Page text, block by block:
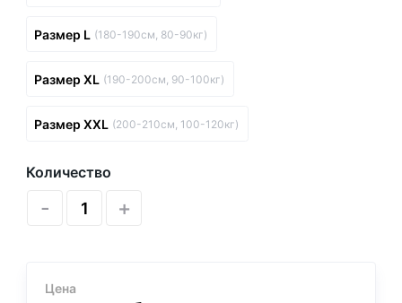
Размер L (180-190см, 80-90кг)
Размер XL (190-200см, 90-100кг)
Размер XXL (200-210см, 100-120кг)
Количество
- +
Цена